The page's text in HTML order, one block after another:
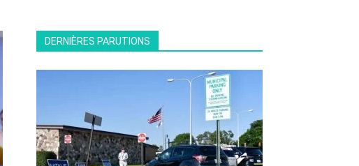
DERNIÈRES PARUTIONS